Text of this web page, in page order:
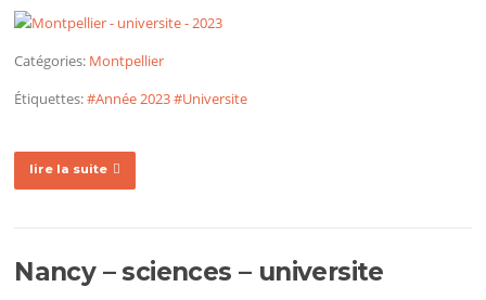
Catégories: Montpellier
Étiquettes:#Année 2023#Universite
lire la suite
Nancy – sciences – universite